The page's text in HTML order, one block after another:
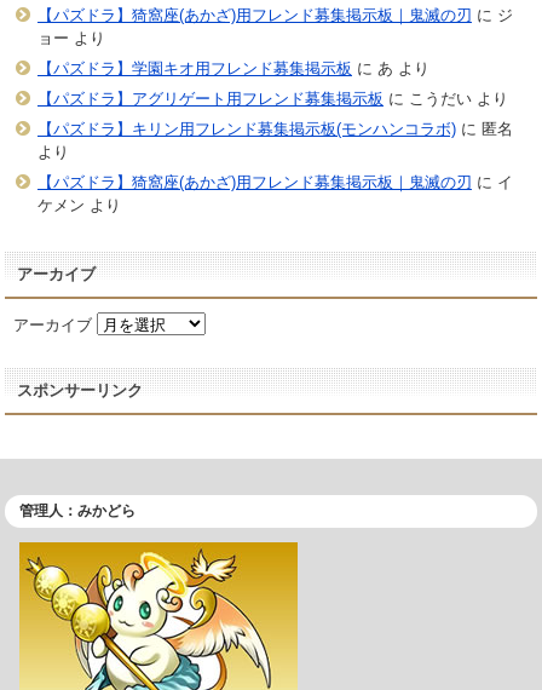
【パズドラ】猗窩座(あかざ)用フレンド募集掲示板｜鬼滅の刃 に ジ
ョー より
【パズドラ】学園キオ用フレンド募集掲示板 に あ より
【パズドラ】アグリゲート用フレンド募集掲示板 に こうだいより
【パズドラ】キリン用フレンド募集掲示板(モンハンコラボ)に 匿名
より
【パズドラ】猗窩座(あかざ)用フレンド募集掲示板｜鬼滅の刃 に イ
ケメン より
アーカイブ
アーカイブ
スポンサーリンク
管理人：みかどら